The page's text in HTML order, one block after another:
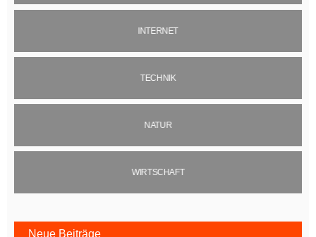
INTERNET
TECHNIK
NATUR
WIRTSCHAFT
Neue Beiträge